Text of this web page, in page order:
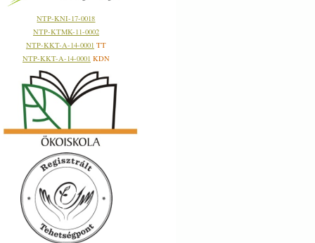
NTP-KNI-17-0018
NTP-KTMK-11-0002
NTP-KKT-A-14-0001 TT
NTP-KKT-A-14-0001 KDN